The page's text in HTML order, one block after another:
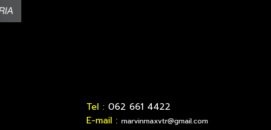
Tel : 062 661 4422
E-mail : marvinmaxvtr@gmail.com